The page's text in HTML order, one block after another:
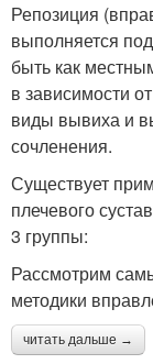
Репозиция
выполняется
быть как
в зависимости
виды вывиха и
сочленения.
Существует
плечевого
3 группы:
Рассмотрим
методики
читать дальше →